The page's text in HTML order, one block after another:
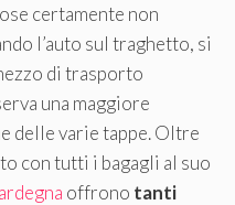
certamente non
l’auto sul traghetto, si
di trasporto
una maggiore
delle varie tappe. Oltre
con tutti i bagagli al suo
offrono tanti